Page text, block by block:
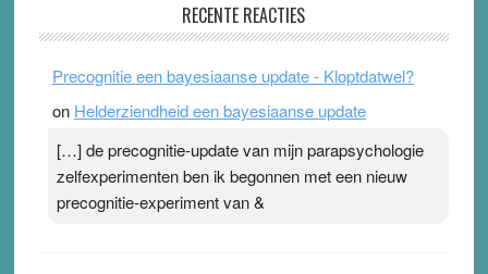
Ward van Beek
topsporters. Ze hopen ermee hun hartslag te verlagen
terwijl ze meer zuurstof opnemen. Daarop heeft zo’n
ademen’ kan goud waard zijn. Door…Lees meer
Pleisterplakkers in de topspsort ›[...]
RECENTE REACTIES
Precognitie een bayesiaanse update - Kloptdatwel?
on Helderziendheid een bayesiaanse update
[…] de precognitie-update van mijn parapsychologie
zelfexperimenten ben ik begonnen met een nieuw
precognitie-experiment van &